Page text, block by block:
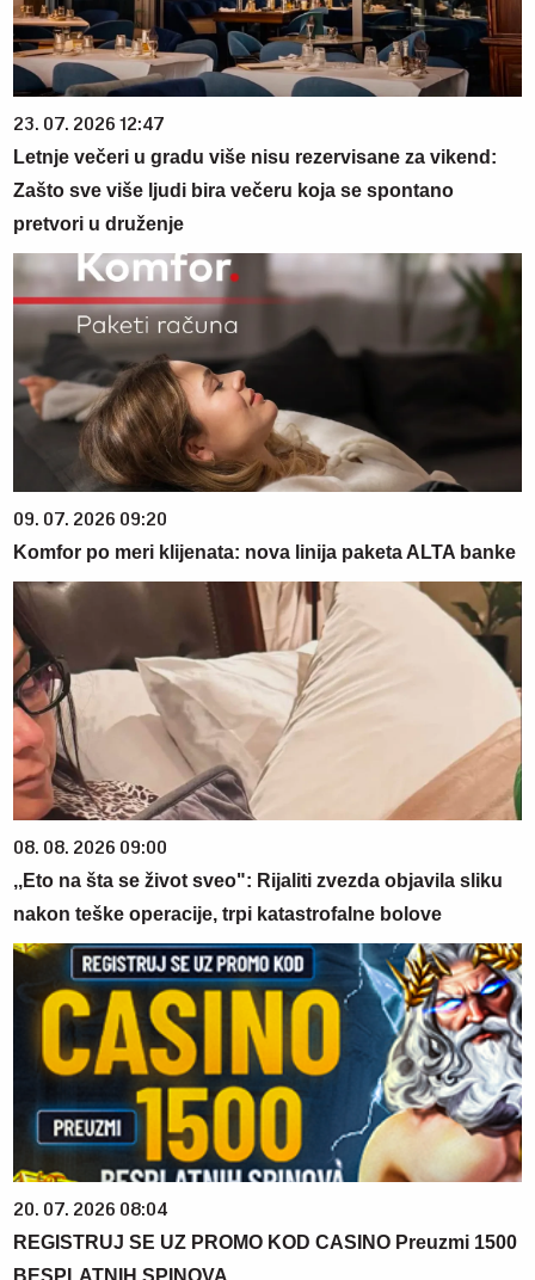
23. 07. 2026 12:47
Letnje večeri u gradu više nisu rezervisane za vikend:
Zašto sve više ljudi bira večeru koja se spontano
pretvori u druženje
09. 07. 2026 09:20
Komfor po meri klijenata: nova linija paketa ALTA banke
08. 08. 2026 09:00
,,Eto na šta se život sveo": Rijaliti zvezda objavila sliku
nakon teške operacije, trpi katastrofalne bolove
20. 07. 2026 08:04
REGISTRUJ SE UZ PROMO KOD CASINO Preuzmi 1500
BESPLATNIH SPINOVA